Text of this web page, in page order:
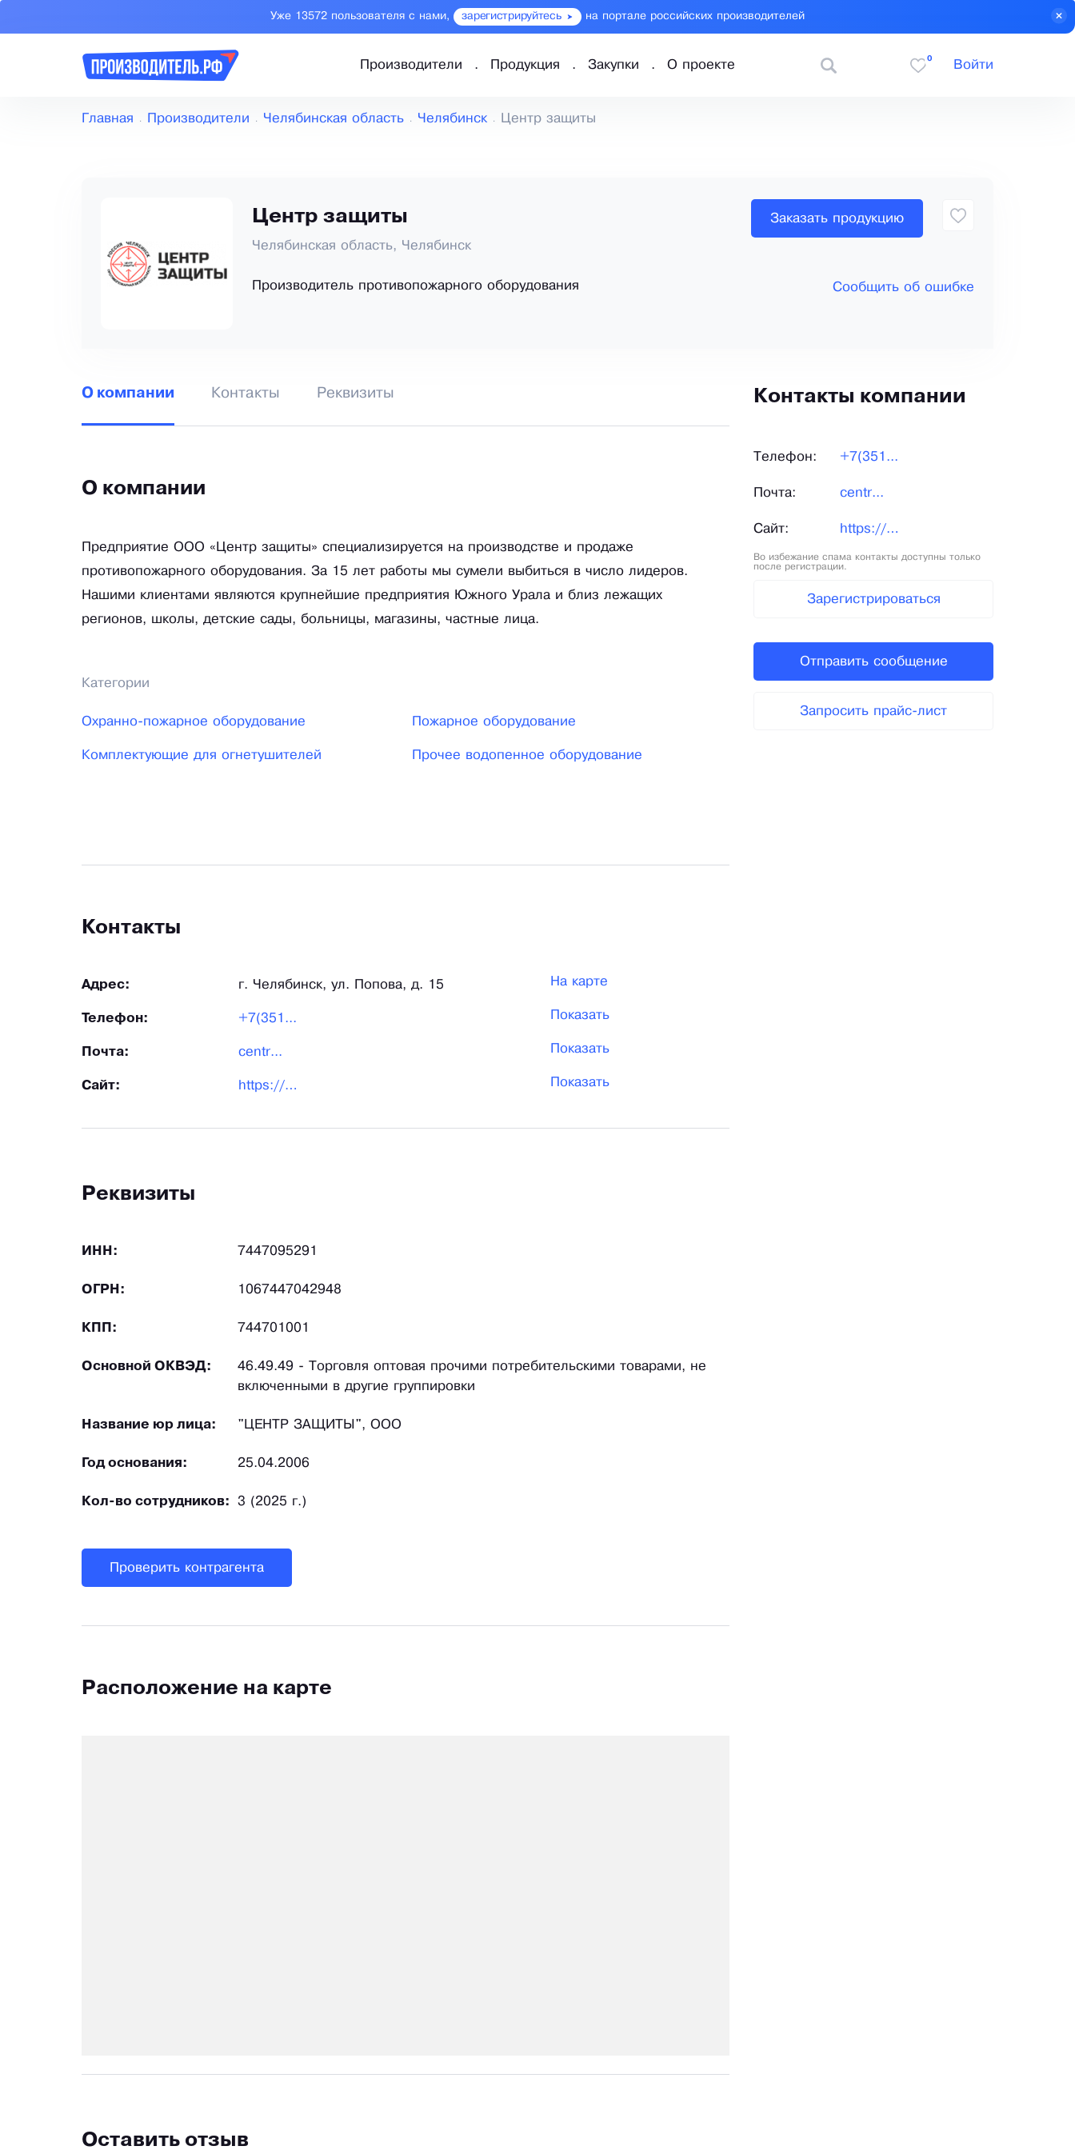
Уже 13572 пользователя с нами, зарегистрируйтесь на портале российских производителей
Производители Продукция Закупки О проекте
0
Войти
Главная Производители Челябинская область Челябинск Центр защиты
Центр защиты
Челябинская область, Челябинск
Производитель противопожарного оборудования
Заказать продукцию
Сообщить об ошибке
О компании Контакты Реквизиты
О компании
Предприятие ООО «Центр защиты» специализируется на производстве и продаже
противопожарного оборудования. За 15 лет работы мы сумели выбиться в число лидеров.
Нашими клиентами являются крупнейшие предприятия Южного Урала и близ лежащих
регионов, школы, детские сады, больницы, магазины, частные лица.
Категории
Охранно-пожарное оборудование Пожарное оборудование
Комплектующие для огнетушителей Прочее водопенное оборудование
Контакты
Адрес: г. Челябинск, ул. Попова, д. 15 На карте
Телефон: +7(351... Показать
Почта: centr... Показать
Сайт: https://centrfire.ru/ Показать
Реквизиты
ИНН: 7447095291
ОГРН: 1067447042948
КПП: 744701001
Основной ОКВЭД:
46.49.49 - Торговля оптовая прочими потребительскими товарами, не
включенными в другие группировки
Название юр лица: "ЦЕНТР ЗАЩИТЫ", ООО
Год основания: 25.04.2006
Кол-во сотрудников: 3 (2025 г.)
Проверить контрагента
Расположение на карте
Оставить отзыв
Контакты компании
Телефон: +7(351...
Почта: centr...
Сайт: https://centrfire.ru/
Во избежание спама контакты доступны только
после регистрации.
Зарегистрироваться
Отправить сообщение
Запросить прайс-лист